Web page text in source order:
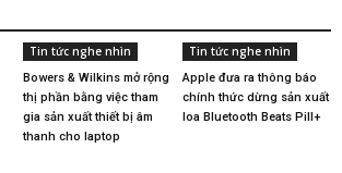
Tin tức nghe nhìn
Bowers & Wilkins mở rộng
thị phần bằng việc tham
gia sản xuất thiết bị âm
thanh cho laptop
Tin tức nghe nhìn
Apple đưa ra thông báo
chính thức dừng sản xuất
loa Bluetooth Beats Pill+